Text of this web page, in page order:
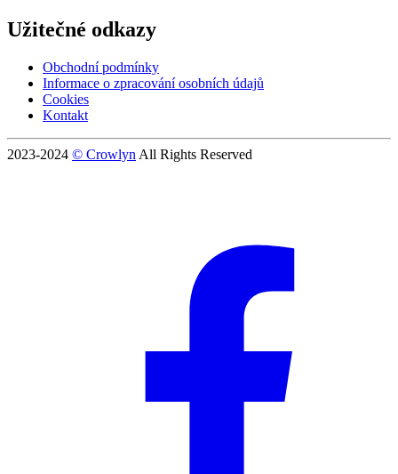
Užitečné odkazy
Obchodní podmínky
Informace o zpracování osobních údajů
Cookies
Kontakt
2023-2024 © Crowlyn All Rights Reserved